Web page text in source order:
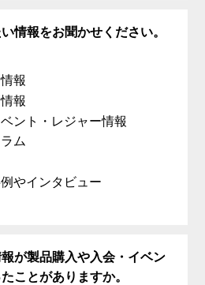
情報をお聞かせください。
報
報
ント・レジャー情報
ム
やインタビュー
が製品購入や入会・イベン
ことがありますか。